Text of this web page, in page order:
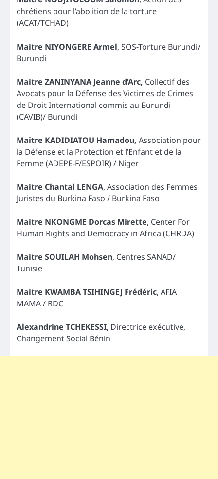
chrétiens pour l’abolition de la torture
(ACAT/TCHAD)
Maitre NIYONGERE Armel, SOS-Torture Burundi/
Burundi
Maitre ZANINYANA Jeanne d’Arc, Collectif des
Avocats pour la Défense des Victimes de Crimes
de Droit International commis au Burundi
(CAVIB)/ Burundi
Maitre KADIDIATOU Hamadou, Association pour
la Défense et la Protection et l’Enfant et de la
Femme (ADEPE-F/ESPOIR) / Niger
Maitre Chantal LENGA, Association des Femmes
Juristes du Burkina Faso / Burkina Faso
Maitre NKONGME Dorcas Mirette, Center For
Human Rights and Democracy in Africa (CHRDA)
Maitre SOUILAH Mohsen, Centres SANAD/
Tunisie
Maitre KWAMBA TSIHINGEJ Frédéric, AFIA
MAMA / RDC
Alexandrine TCHEKESSI, Directrice exécutive,
Changement Social Bénin